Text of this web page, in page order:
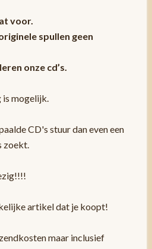
voor.
spullen geen
onze cd’s.
is mogelijk.
CD's stuur dan even een
zoekt.
artikel dat je koopt!
maar inclusief